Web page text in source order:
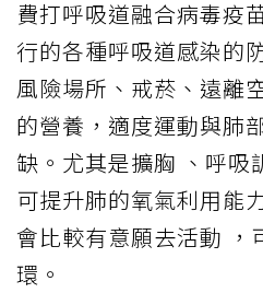
費打呼吸道融合病毒疫
行的各種呼吸道感染的
風險場所、戒菸、遠離
的營養，適度運動與肺
缺。尤其是擴胸 、呼吸
可提升肺的氧氣利用能
會比較有意願去活動 ，
環。